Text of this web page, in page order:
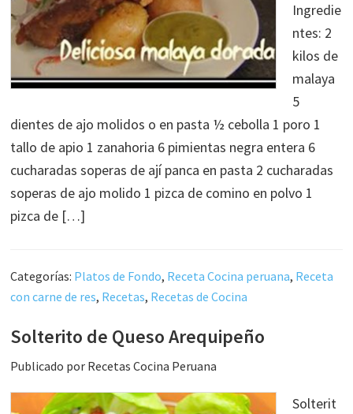
Ingredie
ntes: 2
kilos de
malaya
5
dientes de ajo molidos o en pasta ½ cebolla 1 poro 1
tallo de apio 1 zanahoria 6 pimientas negra entera 6
cucharadas soperas de ají panca en pasta 2 cucharadas
soperas de ajo molido 1 pizca de comino en polvo 1
pizca de […]
Categorías: Platos de Fondo, Receta Cocina peruana, Receta
con carne de res, Recetas, Recetas de Cocina
Solterito de Queso Arequipeño
Publicado por Recetas Cocina Peruana
Solterit